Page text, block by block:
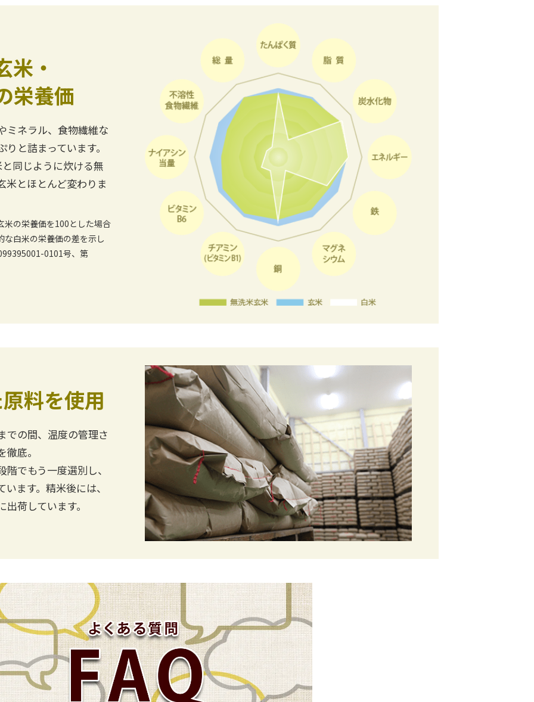
米・
栄養価
ミネラル、食物繊維な
と詰まっています。
同じように炊ける無
米とほとんど変わりま
の栄養価を100とした場合
な白米の栄養価の差を示し
0101号、第
料を使用
での間、温度の管理さ
底。
でもう一度選別し、
ます。精米後には、
荷しています。